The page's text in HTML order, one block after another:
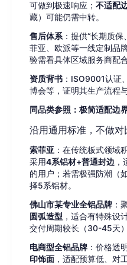
可做到极速响应； 不适配
藏）可能仍需中转。
售后体系 ：提供“长期质
菲亚、欧派等一线定制品
验需看具体区域服务商配合
资质背书 ：ISO9001认证
博会等，证明其生产流程
同品类参照：极简适配边
沿用通用标准，不做对
索菲亚 ：在传统板式领域
采用4系铝材+普通封边
的用户；若需极强防潮（
择5系铝材。
佛山市某专业全铝品牌 ：
圆弧造型 ，适合有特殊设
交付周期较长（30-45天
电商型全铝品牌 ：价格透
印饰面 ，适配预算低、对